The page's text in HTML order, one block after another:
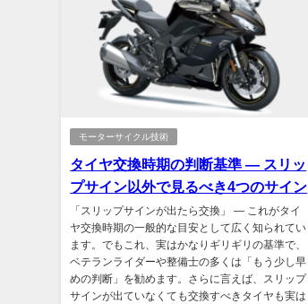
モーターサイクル技術
タイヤ交換時期の判断基準 ― スリッ
プサイン以外で見るべき4つのサイン
「スリップサインが出たら交換」 ― これがタイ
ヤ交換時期の一般的な目安として広く知られてい
ます。でもこれ、実はかなりギリギリの基準で、
ベテランライダーや整備士の多くは「もう少し早
めの判断」を勧めます。さらに言えば、スリップ
サインが出ていなくても交換すべきタイヤも実は